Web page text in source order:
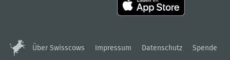
Über Swisscows Impressum Datenschutz Spende